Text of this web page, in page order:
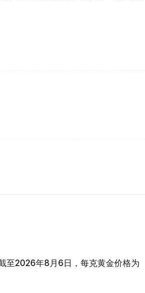
至2026年8月6日，每克黄金价格为